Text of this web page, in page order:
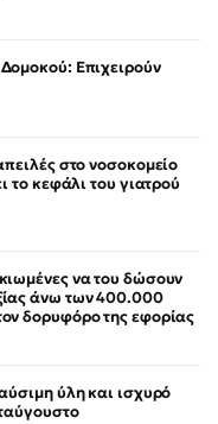
Επιχειρούν
στο νοσοκομείο
το κεφάλι του γιατρού
να του δώσουν
άνω των 400.000
δορυφόρο της εφορίας
ύλη και ισχυρό